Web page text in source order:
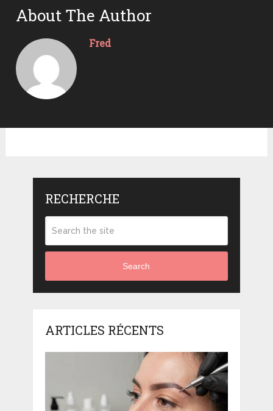
About The Author
Fred
RECHERCHE
Search
ARTICLES RÉCENTS